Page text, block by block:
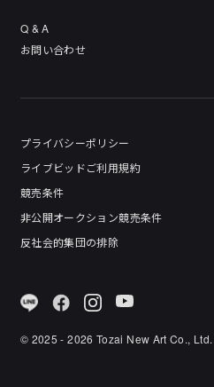
Q & A
お問い合わせ
プライバシーポリシー
ライブビッドご利用規約
競売条件
非公開オークション競売条件
反社会的集団の排除
© 2025 - 2026 Tozai New Art Co.,